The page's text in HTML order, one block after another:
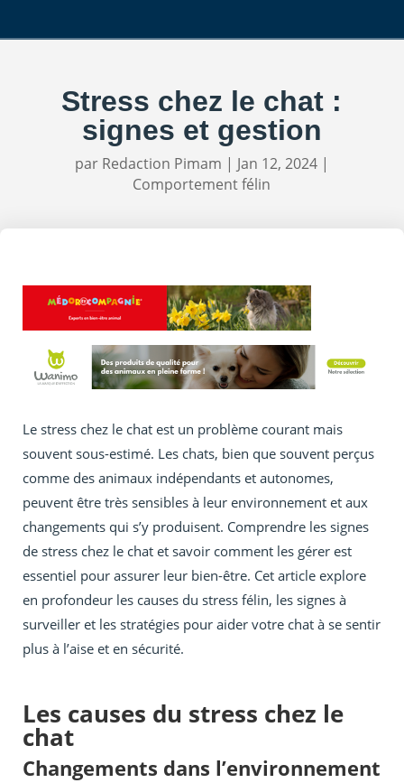
Stress chez le chat :
signes et gestion
par Redaction Pimam | Jan 12, 2024|
Comportement félin
Le stress chez le chat est un problème courant mais
souvent sous-estimé. Les chats, bien que souvent perçus
comme des animaux indépendants et autonomes,
peuvent être très sensibles à leur environnement et aux
changements qui s’y produisent. Comprendre les signes
de stress chez le chat et savoir comment les gérer est
essentiel pour assurer leur bien-être. Cet article explore
en profondeur les causes du stress félin, les signes à
surveiller et les stratégies pour aider votre chat à se sentir
plus à l’aise et en sécurité.
Les causes du stress chez le
chat
Changements dans l’environnement